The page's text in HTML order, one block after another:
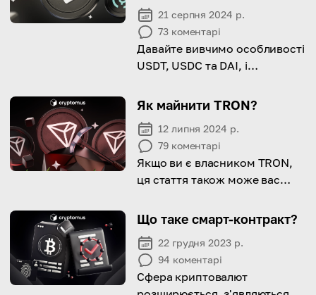
21 серпня 2024 р.
73 коментарі
Давайте вивчимо особливості
USDT, USDC та DAI, і
відмінності в цьому
Як майнити TRON?
12 липня 2024 р.
79 коментарі
Якщо ви є власником TRON,
ця стаття також може вас
Що таке смарт-контракт?
22 грудня 2023 р.
94 коментарі
Сфера криптовалют